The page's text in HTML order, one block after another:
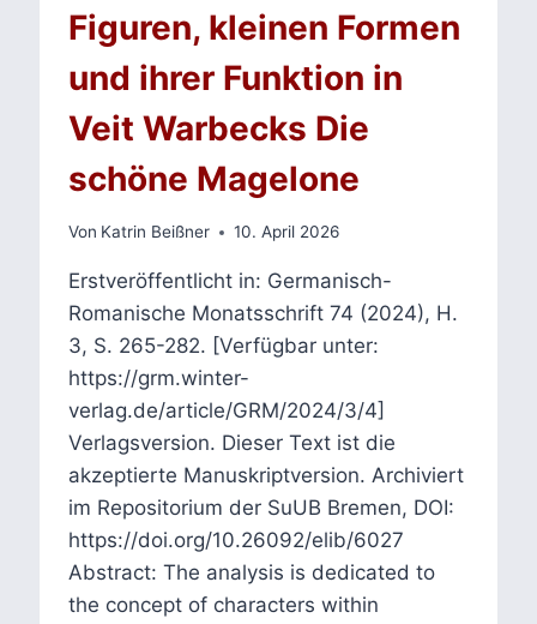
SPRACHE
WERDEN
Figuren, kleinen Formen
und ihrer Funktion in
Veit Warbecks Die
schöne Magelone
Von Katrin Beißner 10. April 2026
Erstveröffentlicht in: Germanisch-
Romanische Monatsschrift 74 (2024), H.
3, S. 265-282. [Verfügbar unter:
https://grm.winter-
verlag.de/article/GRM/2024/3/4]
Verlagsversion. Dieser Text ist die
akzeptierte Manuskriptversion. Archiviert
im Repositorium der SuUB Bremen, DOI:
https://doi.org/10.26092/elib/6027
Abstract: The analysis is dedicated to
the concept of characters within